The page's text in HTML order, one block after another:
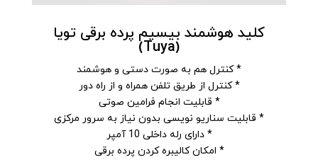
کلید هوشمند بیسیم پرده برقی تویا
(Tuya)
* کنترل هم به صورت دستی و هوشمند
* کنترل از طریق تلفن همراه و از راه دور
* قابلیت انجام فرامین صوتی
* قابلیت سناریو نویسی بدون نیاز به سرور مرکزی
* دارای رله داخلی 10 آمپر
* امکان کالیبره کردن پرده برقی